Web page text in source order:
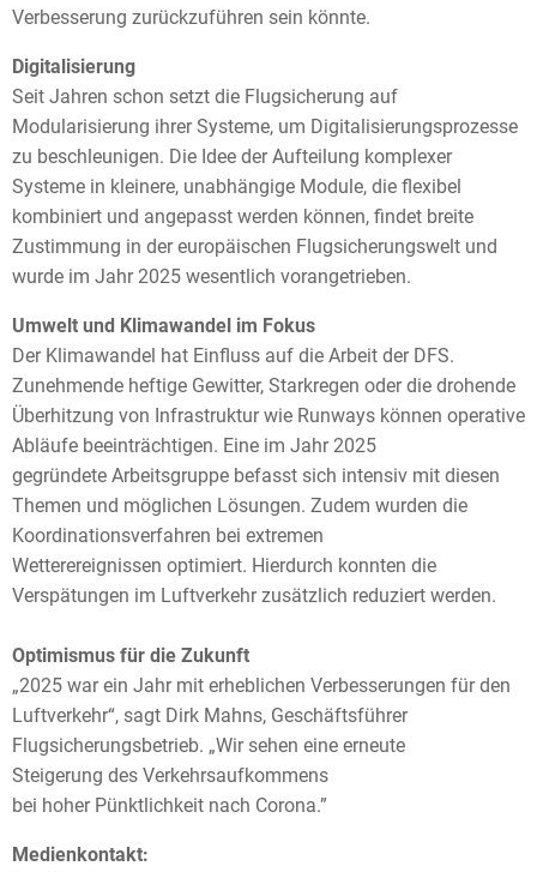
Verbesserung zurückzuführen sein könnte.
Digitalisierung
Seit Jahren schon setzt die Flugsicherung auf
Modularisierung ihrer Systeme, um Digitalisierungsprozesse
zu beschleunigen. Die Idee der Aufteilung komplexer
Systeme in kleinere, unabhängige Module, die flexibel
kombiniert und angepasst werden können, findet breite
Zustimmung in der europäischen Flugsicherungswelt und
wurde im Jahr 2025 wesentlich vorangetrieben.
Umwelt und Klimawandel im Fokus
Der Klimawandel hat Einfluss auf die Arbeit der DFS.
Zunehmende heftige Gewitter, Starkregen oder die drohende
Überhitzung von Infrastruktur wie Runways können operative
Abläufe beeinträchtigen. Eine im Jahr 2025
gegründete Arbeitsgruppe befasst sich intensiv mit diesen
Themen und möglichen Lösungen. Zudem wurden die
Koordinationsverfahren bei extremen
Wetterereignissen optimiert. Hierdurch konnten die
Verspätungen im Luftverkehr zusätzlich reduziert werden.
Optimismus für die Zukunft
„2025 war ein Jahr mit erheblichen Verbesserungen für den
Luftverkehr“, sagt Dirk Mahns, Geschäftsführer
Flugsicherungsbetrieb. „Wir sehen eine erneute
Steigerung des Verkehrsaufkommens
bei hoher Pünktlichkeit nach Corona.”
Medienkontakt: